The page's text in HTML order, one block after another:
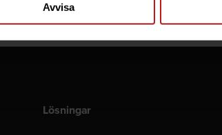
Avvisa
Lösningar